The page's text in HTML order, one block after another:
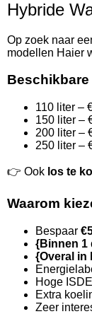
Hybride
Op zoek naar
modellen Haier
Beschikbare
110 liter –
150 liter –
200 liter –
250 liter –
👉 Ook los te
Waarom
Bespaar
{Binnen 1
{Overal in
Hoge
Extra
Zeer